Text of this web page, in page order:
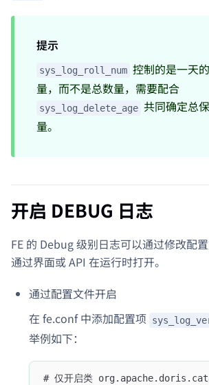
提示
sys_log_roll_num 控制的是一天
量，而不是总数量，需要配合
sys_log_delete_age 共同确定总
量。
开启 DEBUG 日志
FE 的 Debug 级别日志可以通过修改配
通过界面或 API 在运行时打开。
通过配置文件开启
在 fe.conf 中添加配置项
举例如下：
# 仅开启类